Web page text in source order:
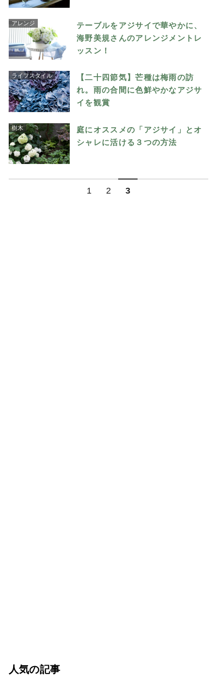
アレンジ
テーブルをアジサイで華やかに、
海野美規さんのアレンジメントレ
ッスン！
ライフスタイル
【二十四節気】芒種は梅雨の訪
れ。雨の合間に色鮮やかなアジサ
イを観賞
樹木
庭にオススメの「アジサイ」とオ
シャレに活ける３つの方法
1 2 3
人気の記事